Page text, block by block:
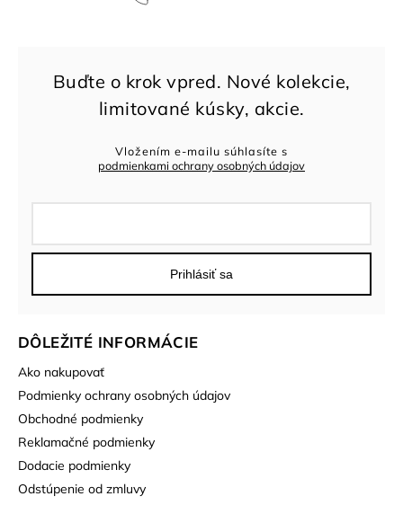
DÔLEŽITÉ INFORMÁCIE
Ako nakupovať
Podmienky ochrany osobných údajov
Obchodné podmienky
Reklamačné podmienky
Dodacie podmienky
Odstúpenie od zmluvy
Vložením e-mailu súhlasíte s
podmienkami ochrany osobných údajov
Prihlásiť sa